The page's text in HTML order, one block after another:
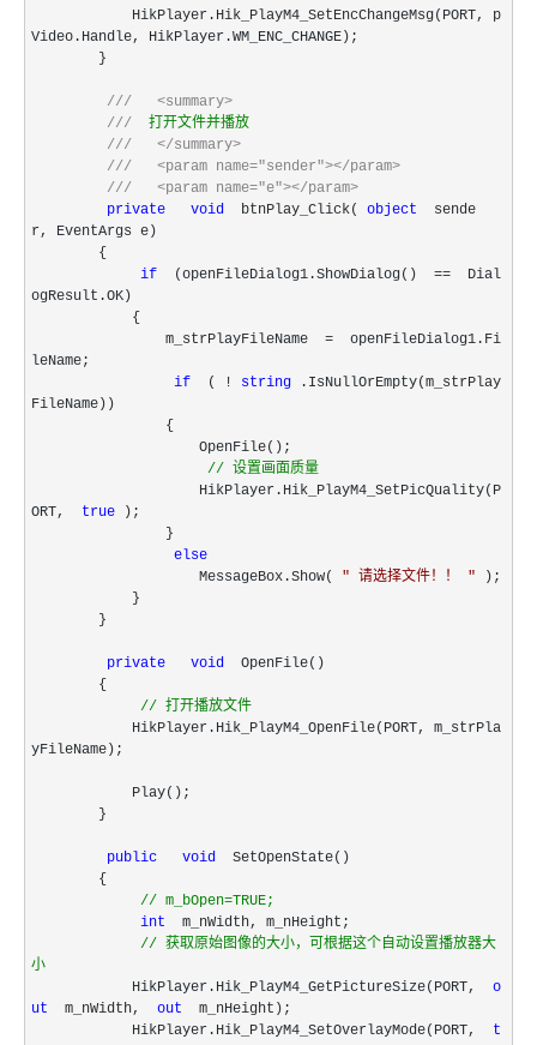
HikPlayer.Hik_PlayM4_SetEncChangeMsg(PORT, p
Video.Handle, HikPlayer.WM_ENC_CHANGE);
}
///
<summary>
///
打开文件并播放
///
</summary>
///
<param name="sender"></param>
///
<param name="e"></param>
private
void btnPlay_Click( object
sende
r, EventArgs e)
{
if
(openFileDialog1.ShowDialog() ==
Dial
ogResult.OK)
{
m_strPlayFileName
=
openFileDialog1.Fi
leName;
if
( ! string
.IsNullOrEmpty(m_strPlay
FileName))
{
OpenFile();
// 设置画面质量
HikPlayer.Hik_PlayM4_SetPicQuality(P
ORT,
true
);
}
else
MessageBox.Show(
" 请选择文件！！ "
);
}
}
private void
OpenFile()
{
// 打开播放文件
HikPlayer.Hik_PlayM4_OpenFile(PORT, m_strPla
yFileName);
Play();
}
public void
SetOpenState()
{
// m_bOpen=TRUE;
int
m_nWidth, m_nHeight;
// 获取原始图像的大小，可根据这个自动设置播放器大
小
HikPlayer.Hik_PlayM4_GetPictureSize(PORT,
o
ut
m_nWidth, out
m_nHeight);
HikPlayer.Hik_PlayM4_SetOverlayMode(PORT,
t